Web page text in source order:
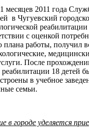
месяцев 2011 года
в Чугуевский
с оценкой
плана работы, получил
После
реабилитации 18 детей
в учебное
семьи.
в городе уделяется